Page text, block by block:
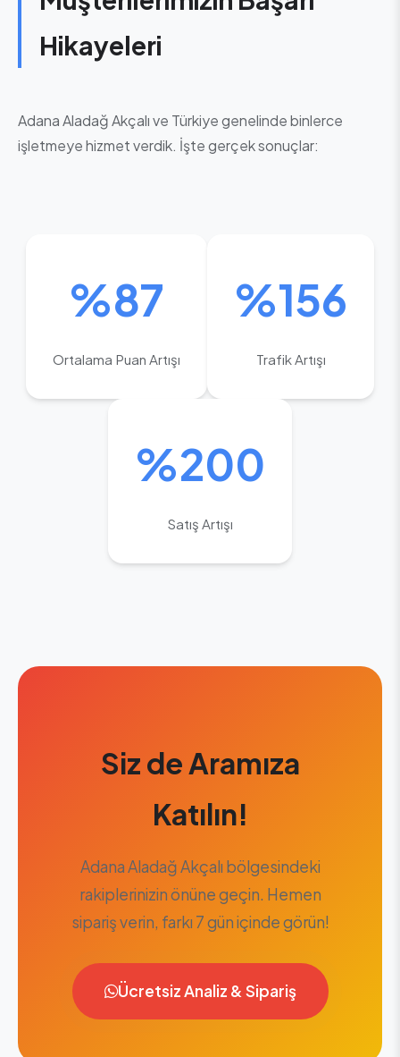
Hikayeleri
Adana Aladağ Akçalı ve Türkiye genelinde binlerce
işletmeye hizmet verdik. İşte gerçek sonuçlar:
%87
Ortalama Puan Artışı
%156
Trafik Artışı
%200
Satış Artışı
Siz de Aramıza
Katılın!
Adana Aladağ Akçalı bölgesindeki
rakiplerinizin önüne geçin. Hemen
sipariş verin, farkı 7 gün içinde görün!
Ücretsiz Analiz & Sipariş